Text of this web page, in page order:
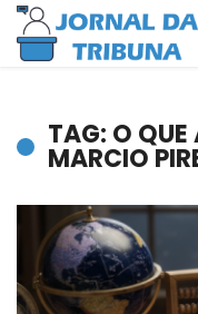
TAG: O
MARCIO